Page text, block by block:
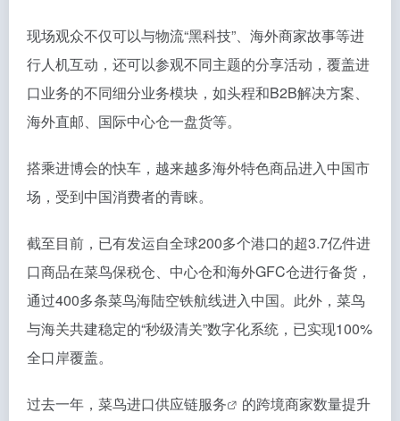
现场观众不仅可以与物流“黑科技”、海外商家故事等进
行人机互动，还可以参观不同主题的分享活动，覆盖进
口业务的不同细分业务模块，如头程和B2B解决方案、
海外直邮、国际中心仓一盘货等。
搭乘进博会的快车，越来越多海外特色商品进入中国市
场，受到中国消费者的青睐。
截至目前，已有发运自全球200多个港口的超3.7亿件进
口商品在菜鸟保税仓、中心仓和海外GFC仓进行备货，
通过400多条菜鸟海陆空铁航线进入中国。此外，菜鸟
与海关共建稳定的“秒级清关”数字化系统，已实现100%
全口岸覆盖。
过去一年，菜鸟进口供应链服务
的跨境商家数量提升